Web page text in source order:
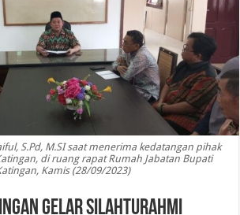
S.Pd, M.SI saat menerima kedatangan pihak
di ruang rapat Rumah Jabatan Bupati
Kamis (28/09/2023)
Gelar Silahturahmi